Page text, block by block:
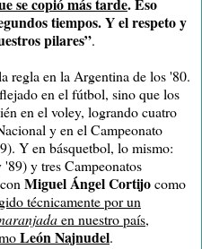
se copió más tarde. Eso
tiempos. Y el respeto y
pilares”.
regla en la Argentina de los '80.
en el fútbol, sino que los
en el voley, logrando cuatro
y en el Campeonato
Y en básquetbol, lo mismo:
y tres Campeonatos
Miguel Ángel Cortijocomo
técnicamente por un
en nuestro país,
León Najnudel.